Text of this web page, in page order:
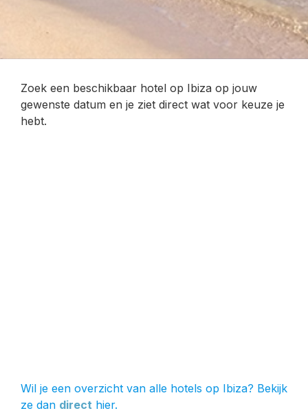
Zoek een beschikbaar hotel op Ibiza op jouw
gewenste datum en je ziet direct wat voor keuze je
hebt.
Wil je een overzicht van alle hotels op Ibiza? Bekijk
ze dan direct hier.